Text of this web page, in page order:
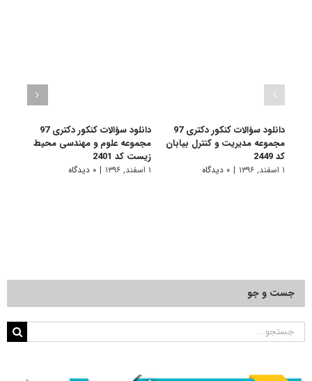
دانلود سؤالات کنکور دکتری 97
مجموعه مدیریت و کنترل بیابان
کد 2449
۱ اسفند, ۱۳۹۶ | ۰ دیدگاه
دانلود سؤالات کنکور دکتری 97
مجموعه علوم و مهندسی محیط
زیست کد 2401
۱ اسفند, ۱۳۹۶ | ۰ دیدگاه
جست و جو
جستجو